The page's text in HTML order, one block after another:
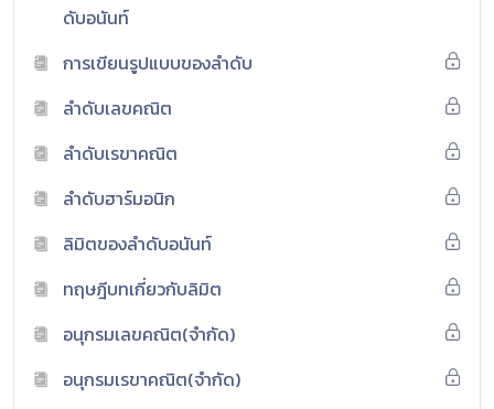
ดับอนันท์
การเขียนรูปแบบของลำดับ
ลำดับเลขคณิต
ลำดับเรขาคณิต
ลำดับฮาร์มอนิก
ลิมิตของลำดับอนันท์
ทฤษฎีบทเกี่ยวกับลิมิต
อนุกรมเลขคณิต(จำกัด)
อนุกรมเรขาคณิต(จำกัด)